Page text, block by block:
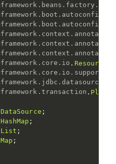
. beans . factory .
. boot . autoconfigure
. boot . autoconfigure
. context . annotation
. context . annotation
. context . annotation
. core . io . Resource
. core . io . support
. jdbc .datasource
. transaction .
DataSource ;
HashMap ;
List ;
Map ;